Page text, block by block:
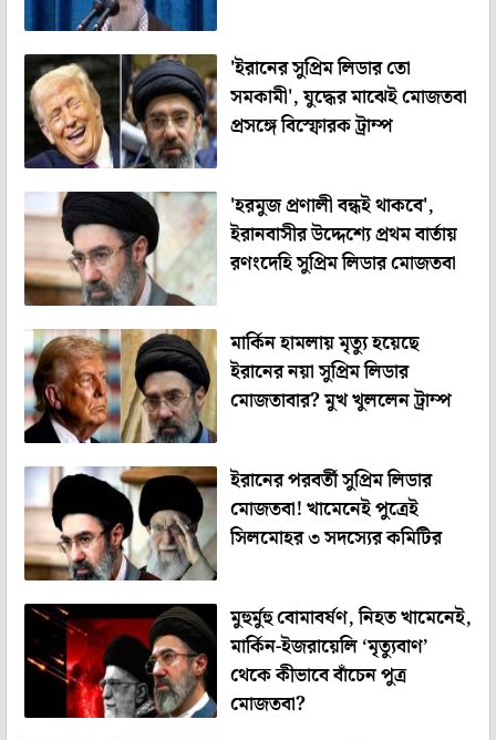
'ইরানের সুপ্রিম লিডার তো
সমকামী', যুদ্ধের মাঝেই মোজতবা
প্রসঙ্গে বিস্ফোরক ট্রাম্প
'হরমুজ প্রণালী বন্ধই থাকবে',
ইরানবাসীর উদ্দেশ্যে প্রথম বার্তায়
রণংদেহি সুপ্রিম লিডার মোজতবা
মার্কিন হামলায় মৃত্যু হয়েছে
ইরানের নয়া সুপ্রিম লিডার
মোজতাবার? মুখ খুললেন ট্রাম্প
ইরানের পরবর্তী সুপ্রিম লিডার
মোজতবা! খামেনেই পুত্রেই
সিলমোহর ৩ সদস্যের কমিটির
মুহুর্মুহু বোমাবর্ষণ, নিহত খামেনেই,
মার্কিন-ইজরায়েলি ‘মৃত্যুবাণ’
থেকে কীভাবে বাঁচেন পুত্র
মোজতবা?